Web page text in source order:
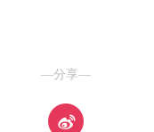
—分享—